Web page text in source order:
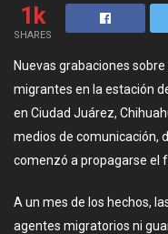
1k
SHARES
Nuevas grabaciones
migrantes en la estación
en Ciudad Juárez,
medios de comunicación,
comenzó a propagarse el
A un mes de los hechos,
agentes migratorios ni